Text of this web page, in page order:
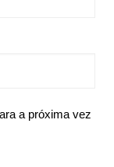
a próxima vez